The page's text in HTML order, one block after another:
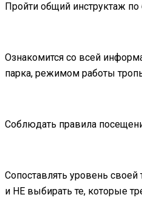
Пройти общий инструктаж по
Ознакомится со всей
парка, режимом работы
Соблюдать правила
Сопоставлять уровень
и НЕ выбирать те, которые